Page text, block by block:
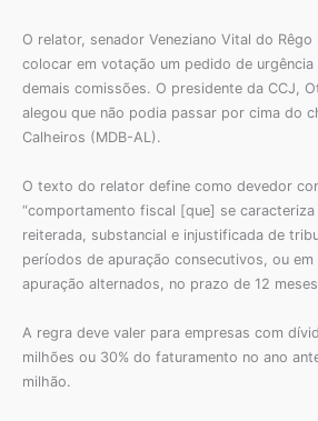
O relator, senador Veneziano Vital do
colocar em votação um pedido de
demais comissões. O presidente da CCJ,
alegou que não podia passar por cima do
Calheiros (MDB-AL).
O texto do relator define como devedor
“comportamento fiscal [que] se caracteriza
reiterada, substancial e injustificada de
períodos de apuração consecutivos, ou
apuração alternados, no prazo de 12
A regra deve valer para empresas com
milhões ou 30% do faturamento no ano
milhão.